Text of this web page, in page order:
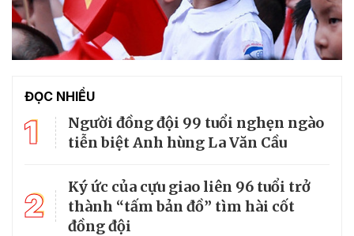
ĐỌC NHIỀU
1
Người đồng đội 99 tuổi nghẹn ngào
tiễn biệt Anh hùng La Văn Cầu
2
Ký ức của cựu giao liên 96 tuổi trở
thành “tấm bản đồ” tìm hài cốt
đồng đội